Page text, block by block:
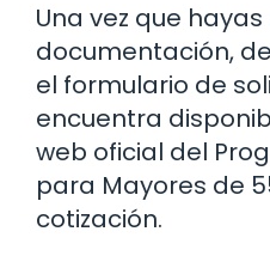
Una vez que
documentación,
el formulario de
encuentra
web oficial del
para Mayores de
cotización.